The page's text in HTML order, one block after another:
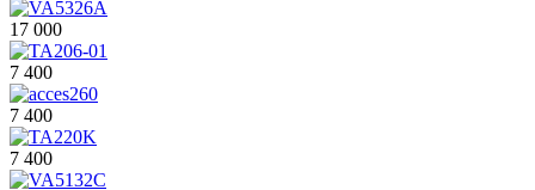
17 000
7 400
7 400
7 400